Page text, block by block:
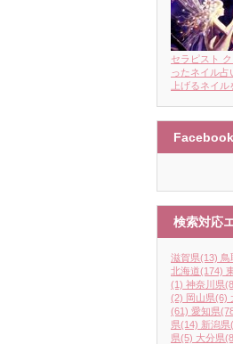
セラピスト
ったネイル
上げるネイ
Facebook
検索対応
滋賀県(13) 鳥
北海道(174)
(1) 神奈川県
(2) 岡山県(6)
(61) 愛知県
県(14) 新潟県
県(5) 大分県